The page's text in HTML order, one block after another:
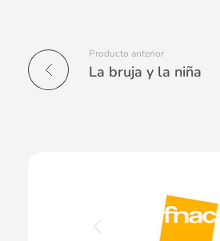
Producto anterior
La bruja y la niña